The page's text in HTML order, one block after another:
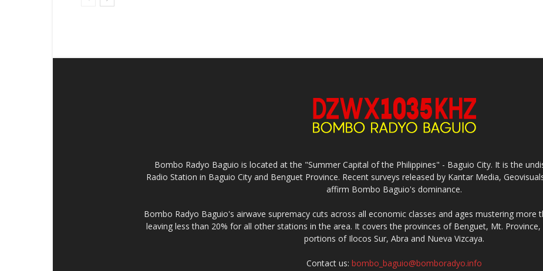
Bombo Radyo Baguio is located at the "Summer Capital of the Philippines" - Baguio City. It is the
Radio Station in Baguio City and Benguet Province. Recent surveys released by Kantar Media,
affirm Bombo Baguio's dominance.
Bombo Radyo Baguio's airwave supremacy cuts across all economic classes and ages mustering more
leaving less than 20% for all other stations in the area. It covers the provinces of Benguet, Mt. Province,
portions of Ilocos Sur, Abra and Nueva Vizcaya.
Contact us:bombo_baguio@bomboradyo.info